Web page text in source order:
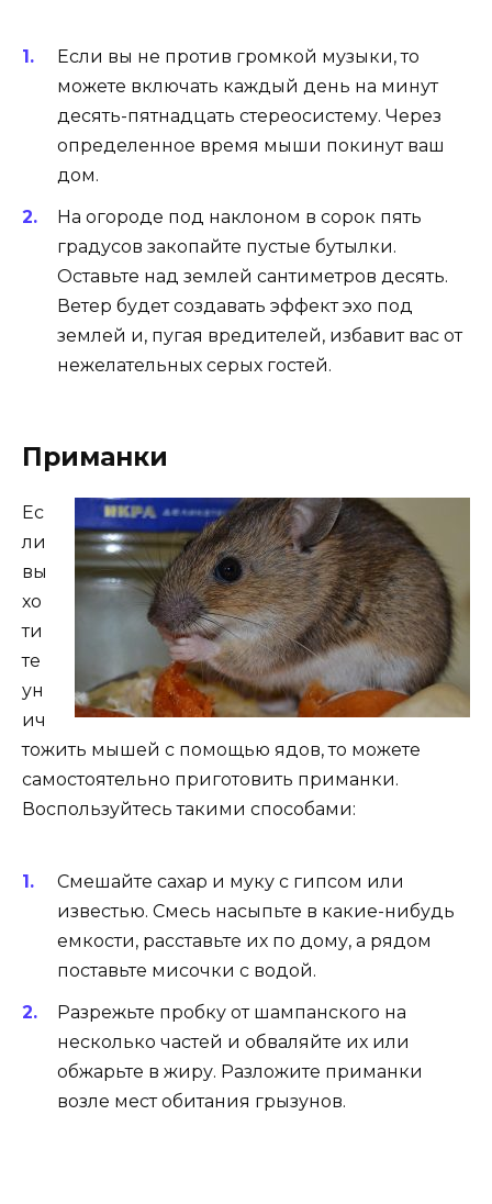
Если вы не против громкой музыки, то
можете включать каждый день на минут
десять-пятнадцать стереосистему. Через
определенное время мыши покинут ваш
дом.
На огороде под наклоном в сорок пять
градусов закопайте пустые бутылки.
Оставьте над землей сантиметров десять.
Ветер будет создавать эффект эхо под
землей и, пугая вредителей, избавит вас от
нежелательных серых гостей.
Приманки
Ес
ли
вы
хо
ти
те
ун
ич
тожить мышей с помощью ядов, то можете
самостоятельно приготовить приманки.
Воспользуйтесь такими способами:
Смешайте сахар и муку с гипсом или
известью. Смесь насыпьте в какие-нибудь
емкости, расставьте их по дому, а рядом
поставьте мисочки с водой.
Разрежьте пробку от шампанского на
несколько частей и обваляйте их или
обжарьте в жиру. Разложите приманки
возле мест обитания грызунов.